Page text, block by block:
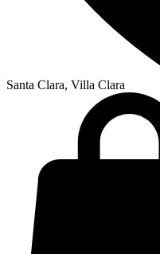
Santa Clara, Villa Clara